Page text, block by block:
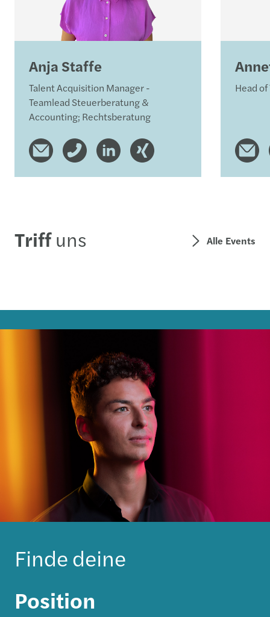
Anja Staffe
Talent Acquisition Manager -
Teamlead Steuerberatung &
Accounting; Rechtsberatung
Head
Triffuns Alle Events
Finde deine
Position